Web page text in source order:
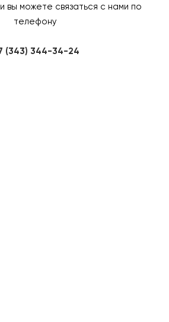
вы можете связаться с нами по
телефону
(343) 344-34-24